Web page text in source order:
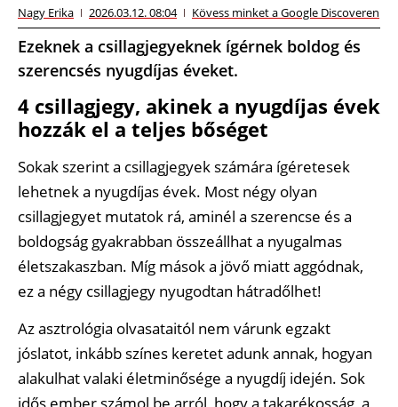
Nagy Erika 2026.03.12. 08:04 Kövess minket a Google Discoveren
Ezeknek a csillagjegyeknek ígérnek boldog és
szerencsés nyugdíjas éveket.
4 csillagjegy, akinek a nyugdíjas évek
hozzák el a teljes bőséget
Sokak szerint a csillagjegyek számára ígéretesek
lehetnek a nyugdíjas évek. Most négy olyan
csillagjegyet mutatok rá, aminél a szerencse és a
boldogság gyakrabban összeállhat a nyugalmas
életszakaszban. Míg mások a jövő miatt aggódnak,
ez a négy csillagjegy nyugodtan hátradőlhet!
Az asztrológia olvasataitól nem várunk egzakt
jóslatot, inkább színes keretet adunk annak, hogyan
alakulhat valaki életminősége a nyugdíj idején. Sok